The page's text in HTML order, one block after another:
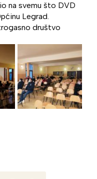
na svemu što DVD
Legrad.
društvo